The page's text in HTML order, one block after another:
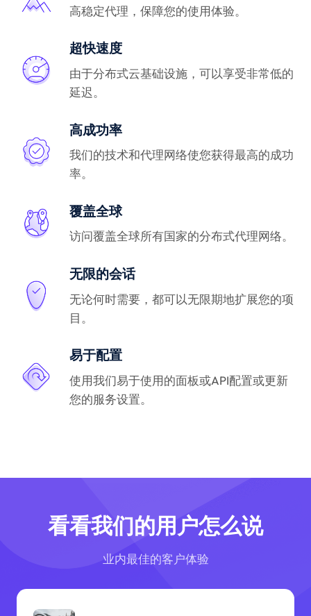
高稳定代理，保障您的使用体验。
超快速度
由于分布式云基础设施，可以享受非常低的
延迟。
高成功率
我们的技术和代理网络使您获得最高的成功
率。
覆盖全球
访问覆盖全球所有国家的分布式代理网络。
无限的会话
无论何时需要，都可以无限期地扩展您的项
目。
易于配置
使用我们易于使用的面板或API配置或更新
您的服务设置。
看看我们的用户怎么说
业内最佳的客户体验